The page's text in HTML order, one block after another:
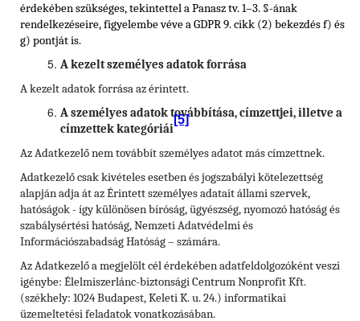
érdekében szükséges, tekintettel a Panasz tv. 1–3. §-ának
rendelkezéseire, figyelembe véve a GDPR 9. cikk (2) bekezdés f) és
g) pontját is.
A kezelt személyes adatok forrása
A kezelt adatok forrása az érintett.
A személyes adatok továbbítása, címzettjei, illetve a
címzettek kategóriái
[5]
Az Adatkezelő nem továbbít személyes adatot más címzettnek.
Adatkezelő csak kivételes esetben és jogszabályi kötelezettség
alapján adja át az Érintett személyes adatait állami szervek,
hatóságok - így különösen bíróság, ügyészség, nyomozó hatóság és
szabálysértési hatóság, Nemzeti Adatvédelmi és
Információszabadság Hatóság – számára.
Az Adatkezelő a megjelölt cél érdekében adatfeldolgozóként veszi
igénybe: Élelmiszerlánc-biztonsági Centrum Nonprofit Kft.
(székhely: 1024 Budapest, Keleti K. u. 24.) informatikai
üzemeltetési feladatok vonatkozásában.